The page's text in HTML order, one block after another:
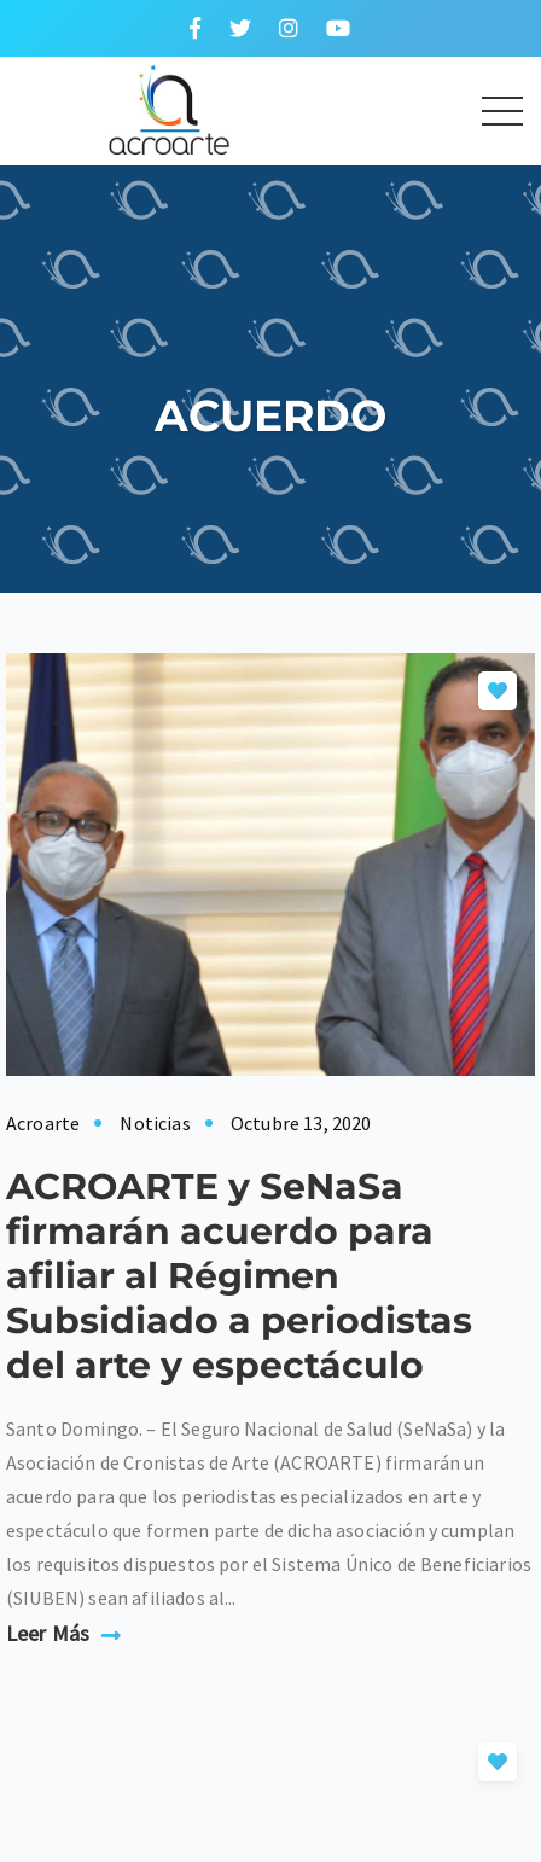
ACUERDO
Acroarte Noticias Octubre 13, 2020
ACROARTE y SeNaSa
firmarán acuerdo para
afiliar al Régimen
Subsidiado a periodistas
del arte y espectáculo
Santo Domingo. – El Seguro Nacional de Salud (SeNaSa) y la
Asociación de Cronistas de Arte (ACROARTE) firmarán un
acuerdo para que los periodistas especializados en arte y
espectáculo que formen parte de dicha asociación y cumplan
los requisitos dispuestos por el Sistema Único de Beneficiarios
(SIUBEN) sean afiliados al...
Leer Más